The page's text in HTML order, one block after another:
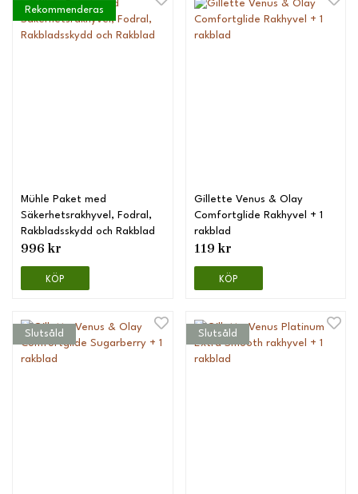
Rekommenderas
Mühle Paket med
Säkerhetsrakhyvel, Fodral,
Rakbladsskydd och Rakblad
996 kr
KÖP
Gillette Venus & Olay
Comfortglide Rakhyvel + 1
rakblad
119 kr
KÖP
Slutsåld Slutsåld